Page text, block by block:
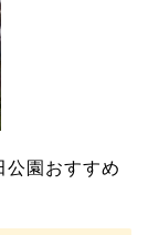
公園おすすめ